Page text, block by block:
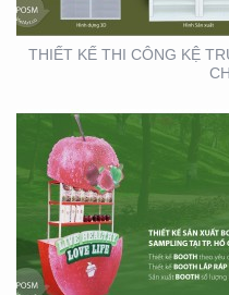
THIẾT KẾ THI CÔNG KỆ
THIẾT KẾ THI CÔNG
BÁN HÀNG LƯU